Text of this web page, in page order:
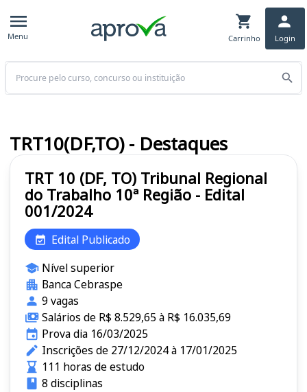
Menu Carrinho Login
Buscar
TRT 10 (DF, TO) Tribunal Regional
do Trabalho 10ª Região - Edital
001/2024
Edital Publicado
Nível superior
Banca Cebraspe
9 vagas
Salários de R$ 8.529,65 à R$ 16.035,69
Prova dia 16/03/2025
Inscrições de 27/12/2024 à 17/01/2025
111 horas de estudo
8 disciplinas
TRT10(DF,TO) - Destaques